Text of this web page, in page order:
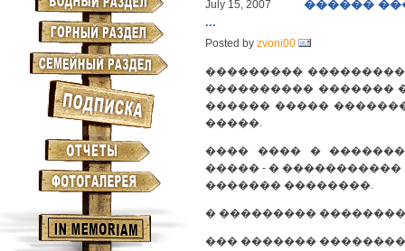
July 15, 2007
������
...
Posted by zvoni00
���������
���������� �������
������ �����
�����.
���� ���� �
����� - � �����������
������� ��������.
� ���������
��� �������